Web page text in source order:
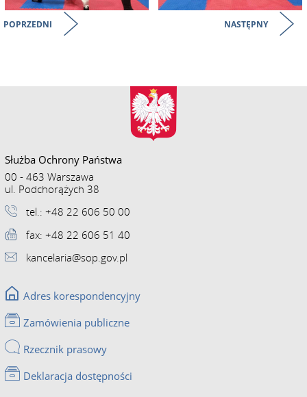
POPRZEDNI NASTĘPNY
Służba Ochrony Państwa
00 - 463 Warszawa
ul. Podchorążych 38
tel.: +48 22 606 50 00
fax: +48 22 606 51 40
kancelaria@sop.gov.pl
Adres korespondencyjny
Zamówienia publiczne
Rzecznik prasowy
Deklaracja dostępności